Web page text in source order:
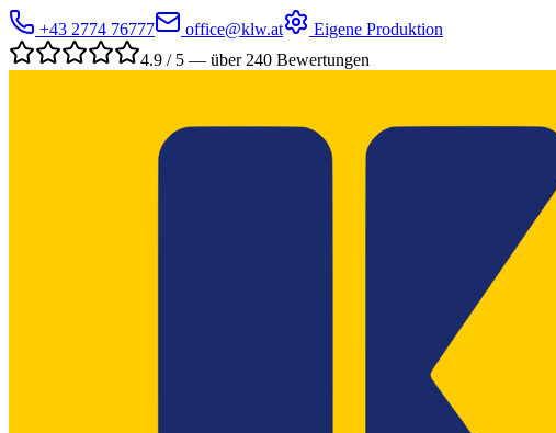
+43 2774 76777 office@klw.at
Eigene Produktion
4.9 / 5 — über 240 Bewertungen